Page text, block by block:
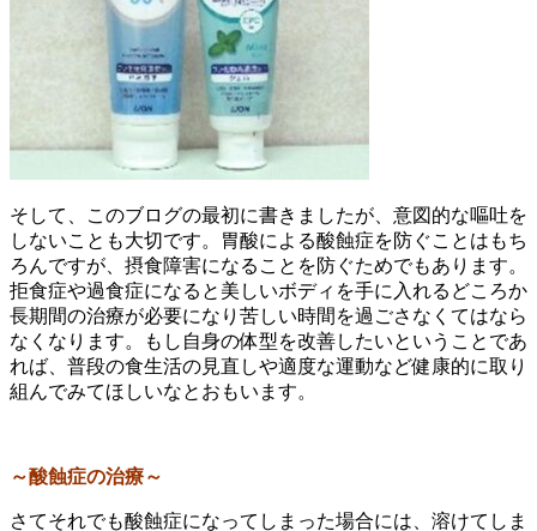
そして、このブログの最初に書きましたが、意図的な嘔吐を
しないことも大切です。胃酸による酸蝕症を防ぐことはもち
ろんですが、摂食障害になることを防ぐためでもあります。
拒食症や過食症になると美しいボディを手に入れるどころか
長期間の治療が必要になり苦しい時間を過ごさなくてはなら
なくなります。もし自身の体型を改善したいということであ
れば、普段の食生活の見直しや適度な運動など健康的に取り
組んでみてほしいなとおもいます。
～酸蝕症の治療～
さてそれでも酸蝕症になってしまった場合には、溶けてしま